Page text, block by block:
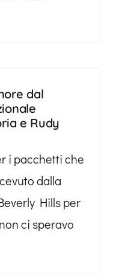
dal
e Rudy
i pacchetti che
dalla
Hills per
ci speravo